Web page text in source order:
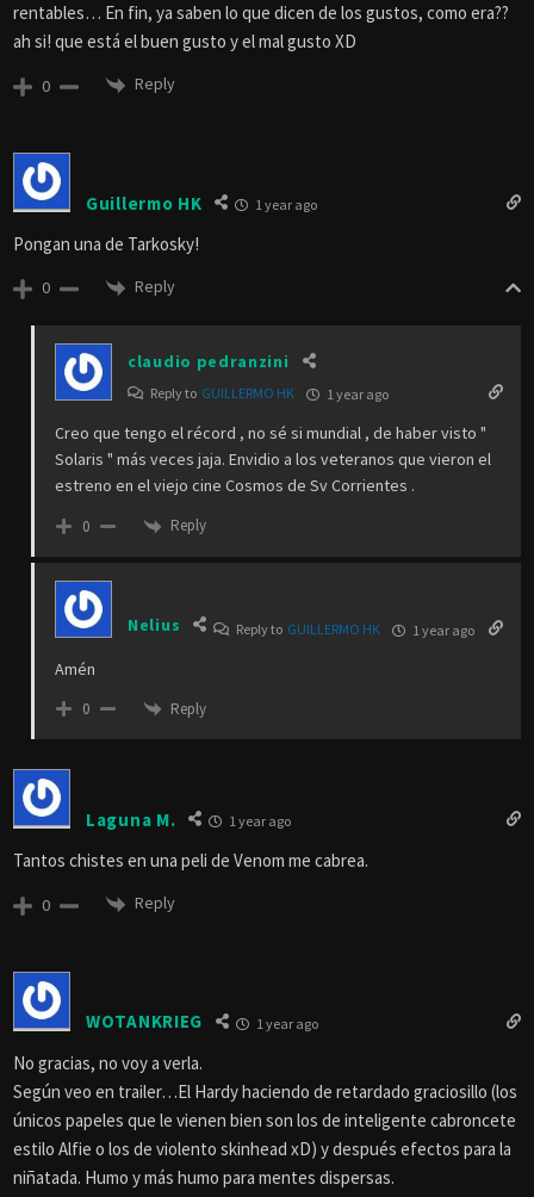
rentables… En fin, ya saben lo que dicen de los gustos, como era??
ah si! que está el buen gusto y el mal gusto XD
0 Reply
Guillermo HK 1 year ago
Pongan una de Tarkosky!
0 Reply
claudio pedranzini
Reply to GUILLERMO HK 1 year ago
Creo que tengo el récord , no sé si mundial , de haber visto "
Solaris " más veces jaja. Envidio a los veteranos que vieron el
estreno en el viejo cine Cosmos de Sv Corrientes .
0 Reply
Nelius Reply to GUILLERMO HK 1 year ago
Amén
0 Reply
Laguna M. 1 year ago
Tantos chistes en una peli de Venom me cabrea.
0 Reply
WOTANKRIEG 1 year ago
No gracias, no voy a verla.
Según veo en trailer…El Hardy haciendo de retardado graciosillo (los
únicos papeles que le vienen bien son los de inteligente cabroncete
estilo Alfie o los de violento skinhead xD) y después efectos para la
niñatada. Humo y más humo para mentes dispersas.